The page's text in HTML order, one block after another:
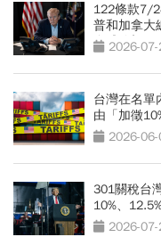
122條款7/
普和加拿大
全球瞭望
2026-
台灣在名單
由「加徵
2026-
301關稅台
10%、
2026-